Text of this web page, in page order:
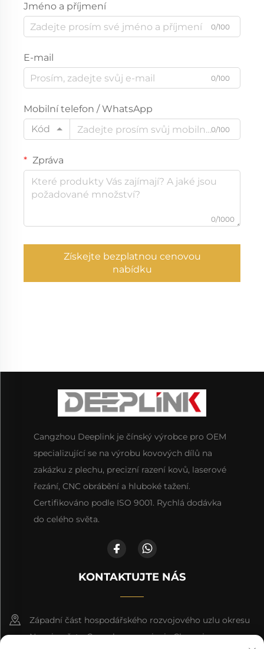
Jméno a příjmení
0/100
E-mail
0/100
Mobilní telefon / WhatsApp
Kód
0/100
Zpráva
0/1000
Získejte bezplatnou cenovou
nabídku
Cangzhou Deeplink je čínský výrobce pro OEM
specializující se na výrobu kovových dílů na
zakázku z plechu, precizní razení kovů, laserové
řezání, CNC obrábění a hluboké tažení.
Certifikováno podle ISO 9001. Rychlá dodávka
do celého světa.
KONTAKTUJTE NÁS
Západní část hospodářského rozvojového uzlu okresu
Nanpi, město Cangzhou, provincie Che-pej